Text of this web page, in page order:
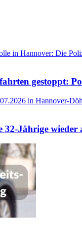
gestoppt:
32-Jährige wieder